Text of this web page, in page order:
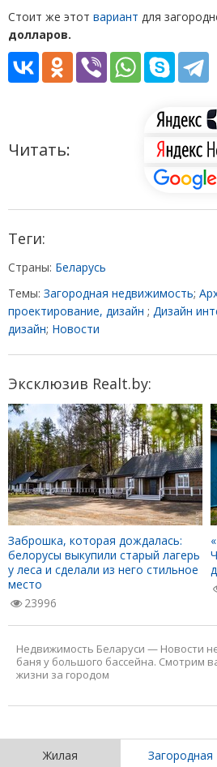
Стоит же этот вариант для
долларов.
Читать:
Теги:
Страны: Беларусь
Темы: Загородная недвижимость;
проектирование, дизайн ; Дизайн
дизайн; Новости
Эксклюзив Realt.by:
Заброшка, которая дождалась:
белорусы выкупили старый лагерь
у леса и сделали из него стильное
место
23996
Недвижимость Беларуси — Новости
баня у большого бассейна. Смотрим
жизни за городом
Жилая Загородная